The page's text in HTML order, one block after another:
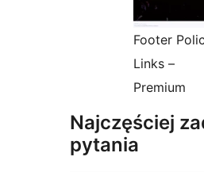
Footer
Links –
Premium
Najczęściej
pytania